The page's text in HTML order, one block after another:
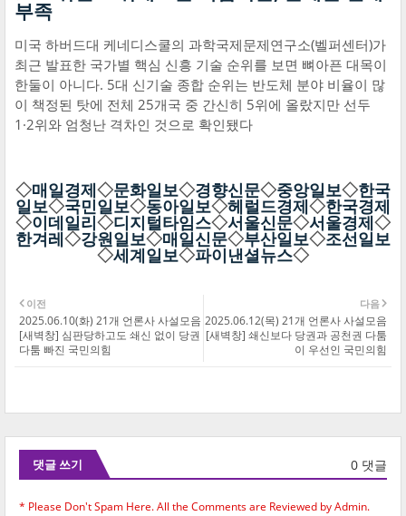
부족
미국 하버드대 케네디스쿨의 과학국제문제연구소(벨퍼센터)가
최근 발표한 국가별 핵심 신흥 기술 순위를 보면 뼈아픈 대목이
한둘이 아니다. 5대 신기술 종합 순위는 반도체 분야 비율이 많
이 책정된 탓에 전체 25개국 중 간신히 5위에 올랐지만 선두
1·2위와 엄청난 격차인 것으로 확인됐다
◇매일경제◇문화일보◇경향신문◇중앙일보◇한국
일보◇국민일보◇동아일보◇헤럴드경제◇한국경제
◇이데일리◇디지털타임스◇서울신문◇서울경제◇
한겨레◇강원일보◇매일신문◇부산일보◇조선일보
◇세계일보◇파이낸셜뉴스◇
다음
2025.06.12(목) 21개 언론사 사설모음
[새벽창] 쇄신보다 당권과 공천권 다툼
이 우선인 국민의힘
이전
2025.06.10(화) 21개 언론사 사설모음
[새벽창] 심판당하고도 쇄신 없이 당권
다툼 빠진 국민의힘
댓글 쓰기 0 댓글
* Please Don't Spam Here. All the Comments are Reviewed by Admin.